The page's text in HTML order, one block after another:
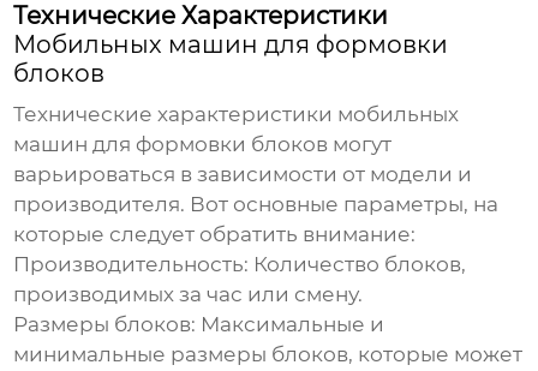
Технические Характеристики
Мобильных машин для формовки
блоков
Технические характеристики мобильных
машин для формовки блоков могут
варьироваться в зависимости от модели и
производителя. Вот основные параметры, на
которые следует обратить внимание:
Производительность: Количество блоков,
производимых за час или смену.
Размеры блоков: Максимальные и
минимальные размеры блоков, которые может